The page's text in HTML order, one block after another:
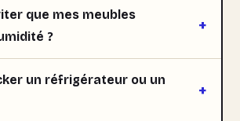
que mes meubles
?
un réfrigérateur ou un